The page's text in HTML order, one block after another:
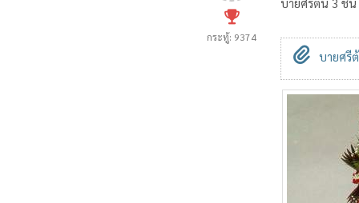
กระทู้: 9374
บายศรี